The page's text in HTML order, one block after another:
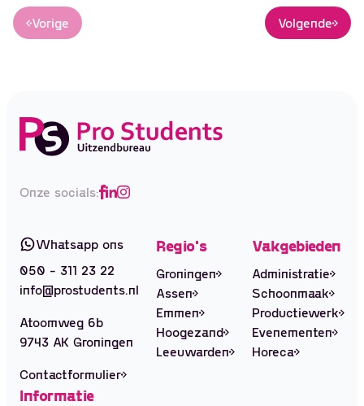
je gewoon...
Vorige Volgende
Onze socials:
Whatsapp ons
050 - 311 23 22
info@prostudents.nl
Atoomweg 6b
9743 AK Groningen
Contactformulier
Regio's
Groningen
Assen
Emmen
Hoogezand
Leeuwarden
Vakgebieden
Administratie
Schoonmaak
Productiewerk
Evenementen
Horeca
Informatie